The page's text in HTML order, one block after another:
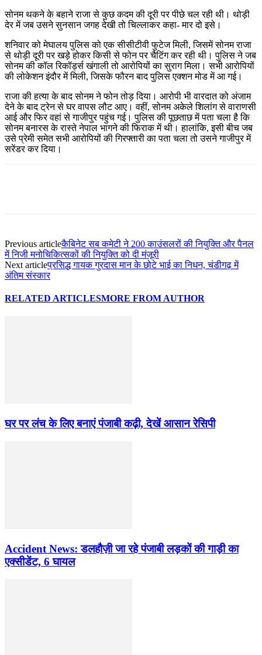
सोनम थकने के बहाने राजा से कुछ कदम की दूरी पर पीछे चल रही थी। थोड़ी
देर में जब उसने सुनसान जगह देखी तो चिल्लाकर कहा- मार दो इसे।
शनिवार को मेघालय पुलिस को एक सीसीटीवी फुटेज मिली, जिसमें सोनम राजा
से थोड़ी दूरी पर खड़े होकर किसी से फोन पर चैटिंग कर रही थी। पुलिस ने जब
सोनम की कॉल रिकॉर्ड्स खंगाली तो आरोपियों का सुराग मिला। सभी आरोपियों
की लोकेशन इंदौर में मिली, जिसके फौरन बाद पुलिस एक्शन मोड में आ गई।
राजा की हत्या के बाद सोनम ने फोन तोड़ दिया। आरोपी भी वारदात को अंजाम
देने के बाद ट्रेन से घर वापस लौट आए। वहीं, सोनम अकेले शिलांग से वाराणसी
आई और फिर वहां से गाजीपुर पहुंच गई। पुलिस की पूछताछ में पता चला है कि
सोनम बनारस के रास्ते नेपाल भागने की फिराक में थी। हालांकि, इसी बीच जब
उसे प्रेमी समेत सभी आरोपियों की गिरफ्तारी का पता चला तो उसने गाजीपुर में
सरेंडर कर दिया।
Previous articleकैबिनेट सब कमेटी ने 200 काउंसलरों की नियुक्ति और पैनल
में निजी मनोचिकित्सकों की नियुक्ति को दी मंजूरी
Next articleप्रसिद्ध गायक गुरदास मान के छोटे भाई का निधन, चंडीगढ़ में
अंतिम संस्कार
RELATED ARTICLESMORE FROM AUTHOR
घर पर लंच के लिए बनाएं पंजाबी कढ़ी, देखें आसान रेसिपी
Accident News: डलहौज़ी जा रहे पंजाबी लड़कों की गाड़ी का
एक्सीडेंट, 6 घायल